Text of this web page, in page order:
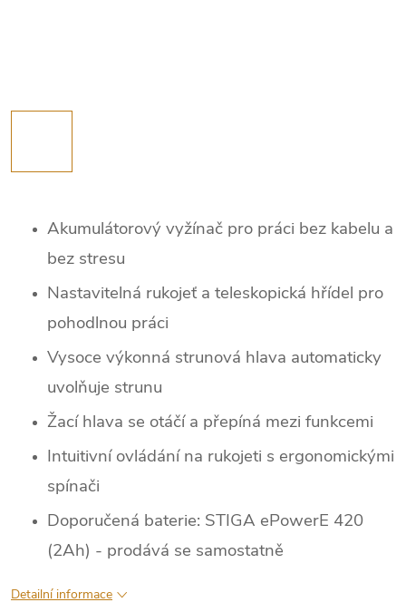
Akumulátorový vyžínač pro práci bez kabelu a
bez stresu
Nastavitelná rukojeť a teleskopická hřídel pro
pohodlnou práci
Vysoce výkonná strunová hlava automaticky
uvolňuje strunu
Žací hlava se otáčí a přepíná mezi funkcemi
Intuitivní ovládání na rukojeti s ergonomickými
spínači
Doporučená baterie: STIGA ePowerE 420
(2Ah) - prodává se samostatně
Detailní informace